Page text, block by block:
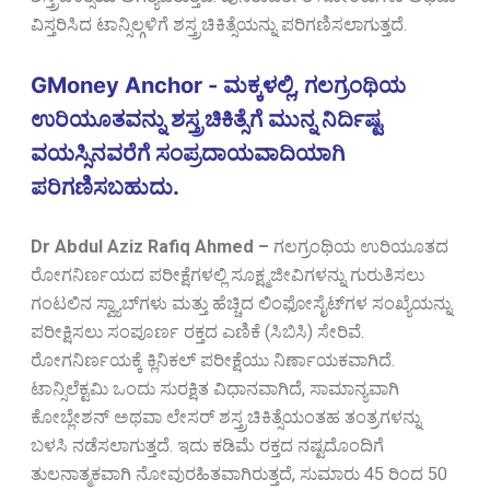
ವಿಸ್ತರಿಸಿದ ಟಾನ್ಸಿಲ್ಗಳಿಗೆ ಶಸ್ತ್ರಚಿಕಿತ್ಸೆಯನ್ನು ಪರಿಗಣಿಸಲಾಗುತ್ತದೆ.
GMoney Anchor - ಮಕ್ಕಳಲ್ಲಿ, ಗಲಗ್ರಂಥಿಯ
ಉರಿಯೂತವನ್ನು ಶಸ್ತ್ರಚಿಕಿತ್ಸೆಗೆ ಮುನ್ನ ನಿರ್ದಿಷ್ಟ
ವಯಸ್ಸಿನವರೆಗೆ ಸಂಪ್ರದಾಯವಾದಿಯಾಗಿ
ಪರಿಗಣಿಸಬಹುದು.
Dr Abdul Aziz Rafiq Ahmed – ಗಲಗ್ರಂಥಿಯ ಉರಿಯೂತದ
ರೋಗನಿರ್ಣಯದ ಪರೀಕ್ಷೆಗಳಲ್ಲಿ ಸೂಕ್ಷ್ಮಜೀವಿಗಳನ್ನು ಗುರುತಿಸಲು
ಗಂಟಲಿನ ಸ್ವ್ಯಾಬ್‌ಗಳು ಮತ್ತು ಹೆಚ್ಚಿದ ಲಿಂಫೋಸೈಟ್‌ಗಳ ಸಂಖ್ಯೆಯನ್ನು
ಪರೀಕ್ಷಿಸಲು ಸಂಪೂರ್ಣ ರಕ್ತದ ಎಣಿಕೆ (ಸಿಬಿಸಿ) ಸೇರಿವೆ.
ರೋಗನಿರ್ಣಯಕ್ಕೆ ಕ್ಲಿನಿಕಲ್ ಪರೀಕ್ಷೆಯು ನಿರ್ಣಾಯಕವಾಗಿದೆ.
ಟಾನ್ಸಿಲೆಕ್ಟಮಿ ಒಂದು ಸುರಕ್ಷಿತ ವಿಧಾನವಾಗಿದೆ, ಸಾಮಾನ್ಯವಾಗಿ
ಕೋಬ್ಲೇಶನ್ ಅಥವಾ ಲೇಸರ್ ಶಸ್ತ್ರಚಿಕಿತ್ಸೆಯಂತಹ ತಂತ್ರಗಳನ್ನು
ಬಳಸಿ ನಡೆಸಲಾಗುತ್ತದೆ. ಇದು ಕಡಿಮೆ ರಕ್ತದ ನಷ್ಟದೊಂದಿಗೆ
ತುಲನಾತ್ಮಕವಾಗಿ ನೋವುರಹಿತವಾಗಿರುತ್ತದೆ, ಸುಮಾರು 45 ರಿಂದ 50